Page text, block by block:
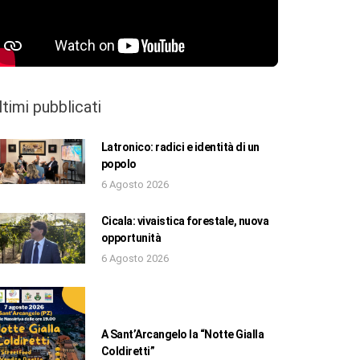
pubblicati
Latronico: radici e identità di un
popolo
6 Agosto 2026
Cicala: vivaistica forestale, nuova
opportunità
6 Agosto 2026
A Sant’Arcangelo la “Notte Gialla
Coldiretti”